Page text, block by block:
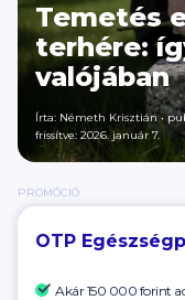
Temetés
terhére:
valójában
Írta: Németh Krisztián•
frissítve: 2026. január 7.
PROMÓCIÓ
OTP
Akár150 000 forint